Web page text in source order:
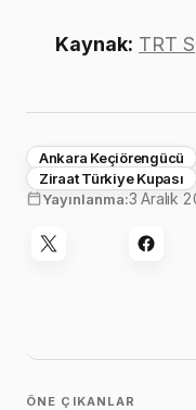
Kaynak: TRT
Ankara Keçiörengücü
Ziraat Türkiye Kupası
Yayınlanma:3 Aralık
ÖNE ÇIKANLAR